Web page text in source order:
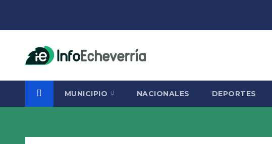
MUNICIPIO NACIONALES DEPORTES